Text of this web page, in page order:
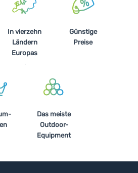
In vierzehn
Ländern
Europas
Günstige
Preise
Das meiste
Outdoor-
Equipment